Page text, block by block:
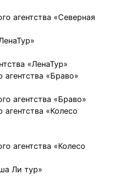
агентства «Браво»
агентства «Колесо
Ли тур»